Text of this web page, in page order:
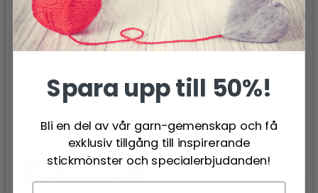
243-1 WINTER OWL
DESIGN
548.00 SEK
SWEATER BY DROPS
DESIGN
Pris från 358.00 SEK
Se produkt
Spara upp till 50%!
Bli en del av vår garn-gemenskap och få
exklusiv tillgång till inspirerande
stickmönster och specialerbjudanden!